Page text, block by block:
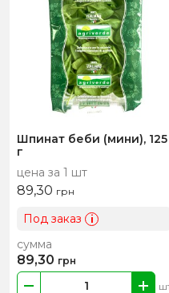
Шпинат беби (мини), 125
г
цена за 1 шт
89,30 грн
Под заказ i
сумма
89,30 грн